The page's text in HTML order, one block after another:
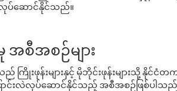
လုပ်ဆောင်နိုင်သည်။
အစီအစဉ်များ
ကြိုးဖုန်းများနှင့် မိုဘိုင်းဖုန်းများသို့ နိုင်
င်းလဲလုပ်ဆောင်နိုင်သည့် အစီအစဉ်ဖြစ်ပါသည်